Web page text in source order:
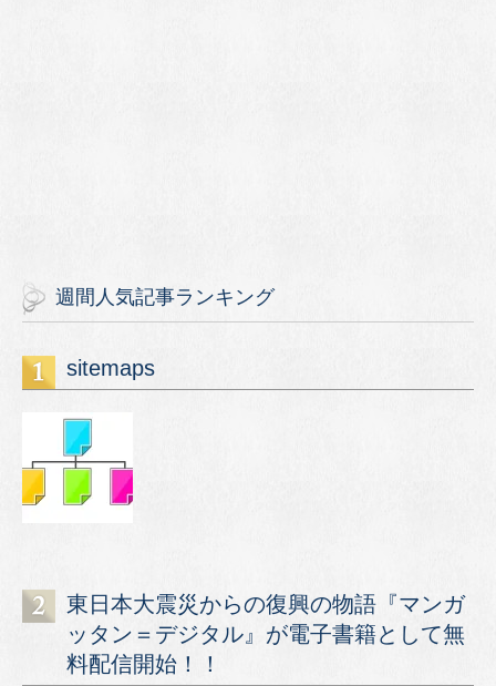
週間人気記事ランキング
sitemaps
東日本大震災からの復興の物語『マンガ
ッタン＝デジタル』が電子書籍として無
料配信開始！！